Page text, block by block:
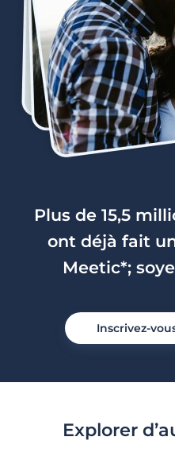
3 minutes
Rencontre à Cenon
3 minutes
Plus de 15,5
ont déjà fait
Meetic*;
Inscrivez-
Explorer